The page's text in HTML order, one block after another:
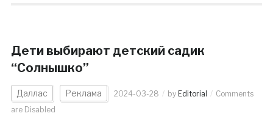
Дети выбирают детский садик
“Солнышко”
Даллас Реклама 2024-03-28 by Editorial
Comments
are Disabled